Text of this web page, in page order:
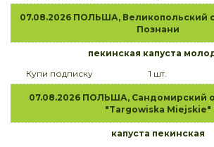
07.08.2026 ПОЛЬША, Великопольский
Познани
пекинская капуста
Купи подписку
1 шт.
07.08.2026 ПОЛЬША, Сандомирский
"Targowiska Miejskie"
капуста пекинская